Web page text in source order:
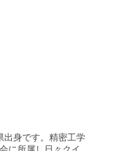
出身です。精密工学